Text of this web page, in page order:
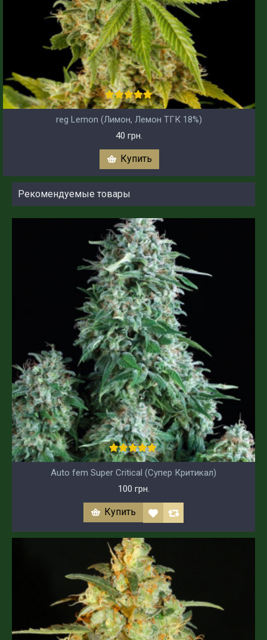
reg Lemon (Лимон, Лемон ТГК 18%)
40 грн.
Купить
Рекомендуемые товары
Auto fem Super Critical (Супер Критикал)
100 грн.
Купить